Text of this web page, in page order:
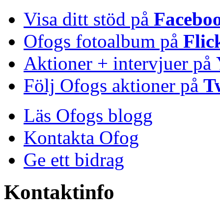
Visa ditt stöd på
Ofogs fotoalbum på
Aktioner + intervjuer på
Följ Ofogs aktioner på
Läs Ofogs blogg
Kontakta Ofog
Ge ett bidrag
Kontaktinfo